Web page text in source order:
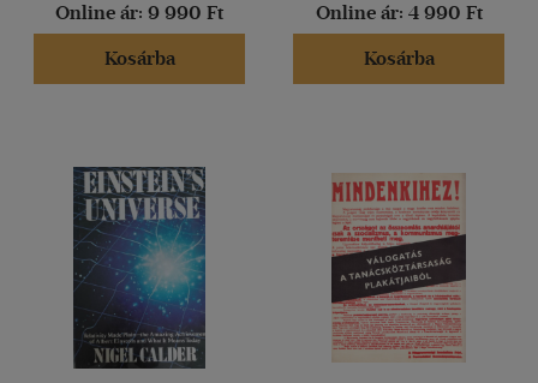
Online ár: 9 990 Ft
Kosárba
Online ár: 4 990 Ft
Kosárba